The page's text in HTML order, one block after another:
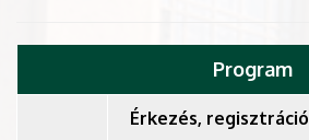
Program
Érkezés, regisztráció